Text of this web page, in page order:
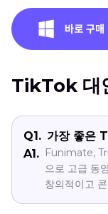
TikTok 대
Q1. 가장 좋은
A1. Funimate,
으로 고급 동
창의적이고